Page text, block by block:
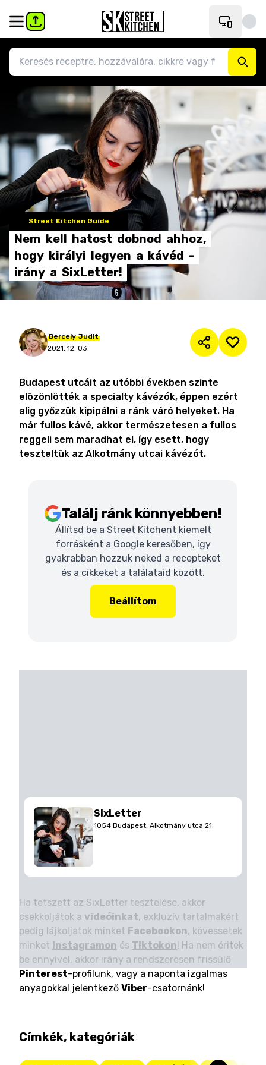
Street Kitchen Guide
Nem kell hatost dobnod ahhoz,
hogy királyi legyen a kávéd -
irány a SixLetter!
Bercely Judit
2021. 12. 03.
Budapest utcáit az utóbbi években szinte
elözönlötték a specialty kávézók, éppen ezért
alig győzzük kipipálni a ránk váró helyeket. Ha
már fullos kávé, akkor természetesen a fullos
reggeli sem maradhat el, így esett, hogy
teszteltük az Alkotmány utcai kávézót.
Találj ránk könnyebben!
Állítsd be a Street Kitchent kiemelt
forrásként a Google keresőben, így
gyakrabban hozzuk neked a recepteket
és a cikkeket a találataid között.
Beállítom
SixLetter
1054 Budapest, Alkotmány utca 21.
Ha tetszett az SixLetter tesztelése, akkor
csekkoljátok a videóinkat, exkluzív tartalmakért
pedig lájkoljatok minket Facebookon, kövessetek
minket Instagramon és Tiktokon! Ha nem éritek
be ennyivel, akkor irány a rendszeresen frissülő
Pinterest-profilunk, vagy a naponta izgalmas
anyagokkal jelentkező Viber-csatornánk!
Címkék, kategóriák